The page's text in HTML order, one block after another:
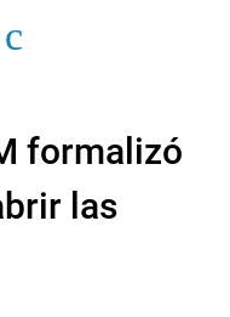
formalizó
las